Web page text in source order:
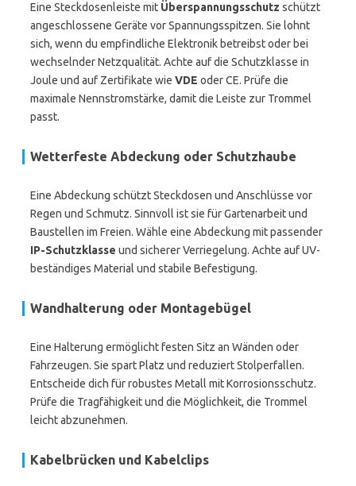
Eine Steckdosenleiste mit Überspannungsschutz schützt
angeschlossene Geräte vor Spannungsspitzen. Sie lohnt
sich, wenn du empfindliche Elektronik betreibst oder bei
wechselnder Netzqualität. Achte auf die Schutzklasse in
Joule und auf Zertifikate wie VDE oder CE. Prüfe die
maximale Nennstromstärke, damit die Leiste zur Trommel
passt.
Wetterfeste Abdeckung oder Schutzhaube
Eine Abdeckung schützt Steckdosen und Anschlüsse vor
Regen und Schmutz. Sinnvoll ist sie für Gartenarbeit und
Baustellen im Freien. Wähle eine Abdeckung mit passender
IP-Schutzklasse und sicherer Verriegelung. Achte auf UV-
beständiges Material und stabile Befestigung.
Wandhalterung oder Montagebügel
Eine Halterung ermöglicht festen Sitz an Wänden oder
Fahrzeugen. Sie spart Platz und reduziert Stolperfallen.
Entscheide dich für robustes Metall mit Korrosionsschutz.
Prüfe die Tragfähigkeit und die Möglichkeit, die Trommel
leicht abzunehmen.
Kabelbrücken und Kabelclips